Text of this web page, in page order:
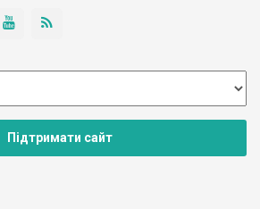
Підтримати сайт